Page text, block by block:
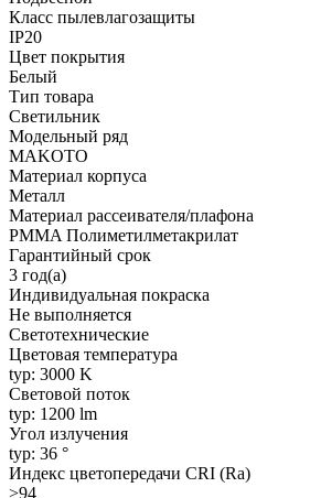
Класс пылевлагозащиты
IP20
Цвет покрытия
Белый
Тип товара
Светильник
Модельный ряд
MAKOTO
Материал корпуса
Металл
Материал рассеивателя/плафона
PMMA Полиметилметакрилат
Гарантийный срок
3 год(а)
Индивидуальная покраска
Не выполняется
Светотехнические
Цветовая температура
typ: 3000 K
Световой поток
typ: 1200 lm
Угол излучения
typ: 36 °
Индекс цветопередачи CRI (Ra)
>94